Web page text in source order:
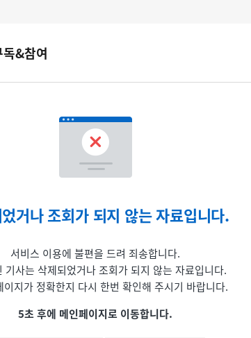
독&참여
거나 조회가 되지 않는 자료입니다.
서비스 이용에 불편을 드려 죄송합니다.
기사는 삭제되었거나 조회가 되지 않는 자료입니다.
이지가 정확한지 다시 한번 확인해 주시기 바랍니다.
5초 후에 메인페이지로 이동합니다.